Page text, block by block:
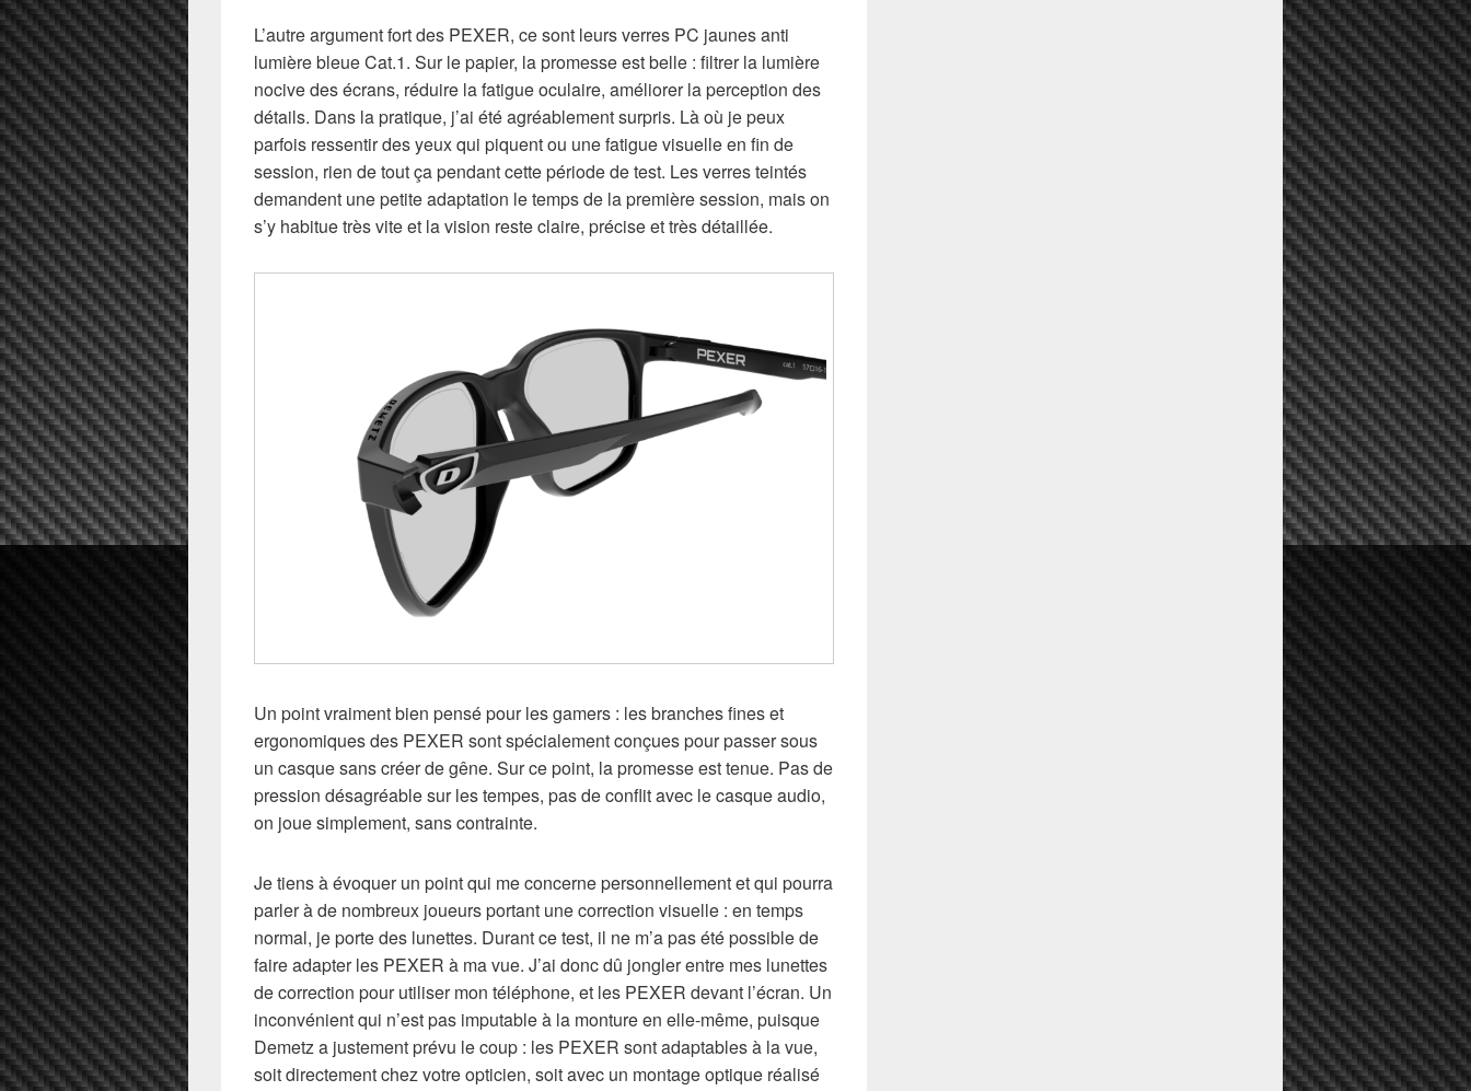
L’autre argument fort des PEXER, ce sont leurs verres PC jaunes anti
lumière bleue Cat.1. Sur le papier, la promesse est belle : filtrer la lumière
nocive des écrans, réduire la fatigue oculaire, améliorer la perception des
détails. Dans la pratique, j’ai été agréablement surpris. Là où je peux
parfois ressentir des yeux qui piquent ou une fatigue visuelle en fin de
session, rien de tout ça pendant cette période de test. Les verres teintés
demandent une petite adaptation le temps de la première session, mais on
s’y habitue très vite et la vision reste claire, précise et très détaillée.
Un point vraiment bien pensé pour les gamers : les branches fines et
ergonomiques des PEXER sont spécialement conçues pour passer sous
un casque sans créer de gêne. Sur ce point, la promesse est tenue. Pas de
pression désagréable sur les tempes, pas de conflit avec le casque audio,
on joue simplement, sans contrainte.
Je tiens à évoquer un point qui me concerne personnellement et qui pourra
parler à de nombreux joueurs portant une correction visuelle : en temps
normal, je porte des lunettes. Durant ce test, il ne m’a pas été possible de
faire adapter les PEXER à ma vue. J’ai donc dû jongler entre mes lunettes
de correction pour utiliser mon téléphone, et les PEXER devant l’écran. Un
inconvénient qui n’est pas imputable à la monture en elle-même, puisque
Demetz a justement prévu le coup : les PEXER sont adaptables à la vue,
soit directement chez votre opticien, soit avec un montage optique réalisé